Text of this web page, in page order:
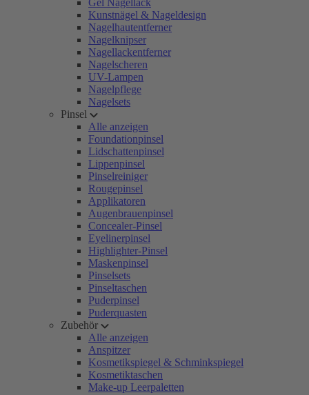
Gel Nagellack
Kunstnägel & Nageldesign
Nagelhautentferner
Nagelknipser
Nagellackentferner
Nagelscheren
UV-Lampen
Nagelpflege
Nagelsets
Pinsel
Alle anzeigen
Foundationpinsel
Lidschattenpinsel
Lippenpinsel
Pinselreiniger
Rougepinsel
Applikatoren
Augenbrauenpinsel
Concealer-Pinsel
Eyelinerpinsel
Highlighter-Pinsel
Maskenpinsel
Pinselsets
Pinseltaschen
Puderpinsel
Puderquasten
Zubehör
Alle anzeigen
Anspitzer
Kosmetikspiegel & Schminkspiegel
Kosmetiktaschen
Make-up Leerpaletten